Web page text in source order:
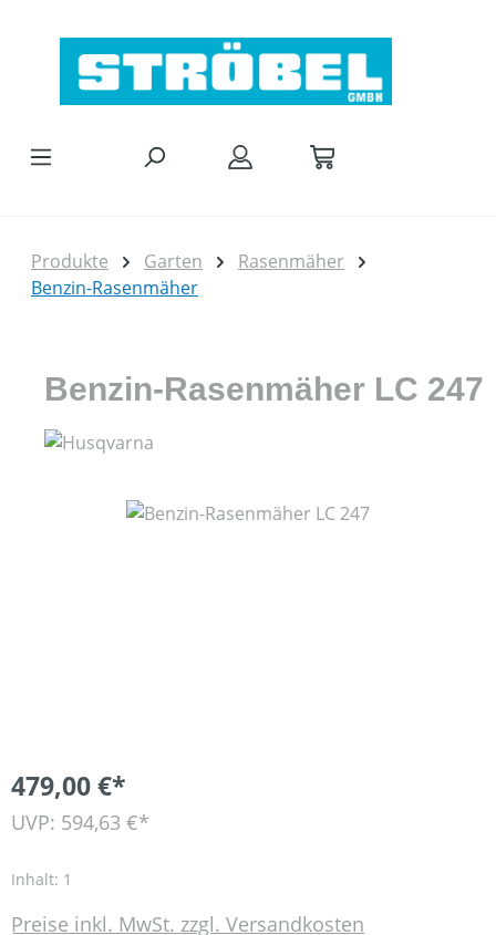
Produkte Garten
Rasenmäher
Benzin-Rasenmäher
Benzin-Rasenmäher LC 247
Bildergalerie überspringen
479,00 €*
UVP: 594,63 €*
Inhalt: 1
Preise inkl. MwSt. zzgl. Versandkosten